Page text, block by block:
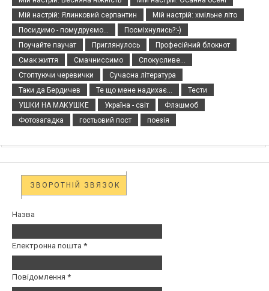
Мій настрій: Ялинковий серпантин
Мій настрій: хмільне літо
Посидимо - помудруємо...
Посміхнулись?:-)
Поучайте паучат
Приглянулось
Професійний блокнот
Смак життя
Смачниссимо
Спокусливе...
Стоптуючи черевички
Сучасна література
Таки да Бердичев
Те що мене надихає...
Тести
УШКИ НА МАКУШКЕ
Україна - світ
Флэшмоб
Фотозагадка
гостьовий пост поезія
ЗВОРОТНІЙ ЗВЯЗОК
Назва
Електронна пошта *
Повідомлення *